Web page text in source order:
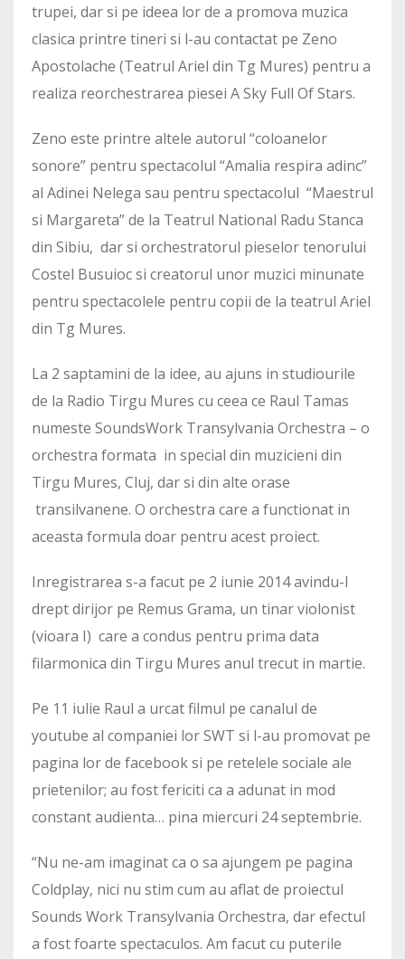
trupei, dar si pe ideea lor de a promova muzica
clasica printre tineri si l-au contactat pe Zeno
Apostolache (Teatrul Ariel din Tg Mures) pentru a
realiza reorchestrarea piesei A Sky Full Of Stars.
Zeno este printre altele autorul “coloanelor
sonore” pentru spectacolul “Amalia respira adinc”
al Adinei Nelega sau pentru spectacolul “Maestrul
si Margareta” de la Teatrul National Radu Stanca
din Sibiu, dar si orchestratorul pieselor tenorului
Costel Busuioc si creatorul unor muzici minunate
pentru spectacolele pentru copii de la teatrul Ariel
din Tg Mures.
La 2 saptamini de la idee, au ajuns in studiourile
de la Radio Tirgu Mures cu ceea ce Raul Tamas
numeste SoundsWork Transylvania Orchestra – o
orchestra formata in special din muzicieni din
Tirgu Mures, Cluj, dar si din alte orase
transilvanene. O orchestra care a functionat in
aceasta formula doar pentru acest proiect.
Inregistrarea s-a facut pe 2 iunie 2014 avindu-l
drept dirijor pe Remus Grama, un tinar violonist
(vioara I) care a condus pentru prima data
filarmonica din Tirgu Mures anul trecut in martie.
Pe 11 iulie Raul a urcat filmul pe canalul de
youtube al companiei lor SWT si l-au promovat pe
pagina lor de facebook si pe retelele sociale ale
prietenilor; au fost fericiti ca a adunat in mod
constant audienta… pina miercuri 24 septembrie.
“Nu ne-am imaginat ca o sa ajungem pe pagina
Coldplay, nici nu stim cum au aflat de proiectul
Sounds Work Transylvania Orchestra, dar efectul
a fost foarte spectaculos. Am facut cu puterile